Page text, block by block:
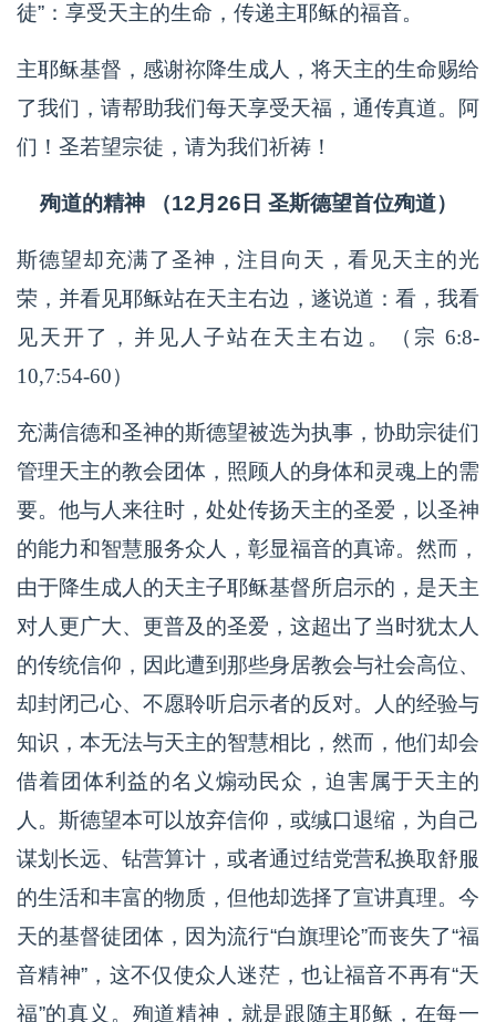
徒”：享受天主的生命，传递主耶稣的福音。
主耶稣基督，感谢祢降生成人，将天主的生命赐给
了我们，请帮助我们每天享受天福，通传真道。阿
们！圣若望宗徒，请为我们祈祷！
殉道的精神 （12月26日 圣斯德望首位殉道）
斯德望却充满了圣神，注目向天，看见天主的光
荣，并看见耶稣站在天主右边，遂说道：看，我看
见天开了，并见人子站在天主右边。（宗 6:8-
10,7:54-60）
充满信德和圣神的斯德望被选为执事，协助宗徒们
管理天主的教会团体，照顾人的身体和灵魂上的需
要。他与人来往时，处处传扬天主的圣爱，以圣神
的能力和智慧服务众人，彰显福音的真谛。然而，
由于降生成人的天主子耶稣基督所启示的，是天主
对人更广大、更普及的圣爱，这超出了当时犹太人
的传统信仰，因此遭到那些身居教会与社会高位、
却封闭己心、不愿聆听启示者的反对。人的经验与
知识，本无法与天主的智慧相比，然而，他们却会
借着团体利益的名义煽动民众，迫害属于天主的
人。斯德望本可以放弃信仰，或缄口退缩，为自己
谋划长远、钻营算计，或者通过结党营私换取舒服
的生活和丰富的物质，但他却选择了宣讲真理。今
天的基督徒团体，因为流行“白旗理论”而丧失了“福
音精神”，这不仅使众人迷茫，也让福音不再有“天
福”的真义。殉道精神，就是跟随主耶稣，在每一